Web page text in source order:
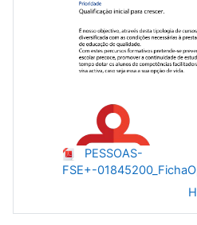
PESSOAS-
FSE+-